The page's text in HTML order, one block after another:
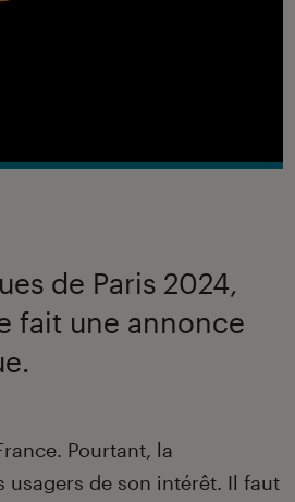
de Paris 2024,
fait une annonce
Pourtant, la
de son intérêt. Il faut